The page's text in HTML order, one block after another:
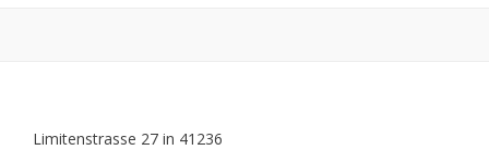
Limitenstrasse 27 in 41236